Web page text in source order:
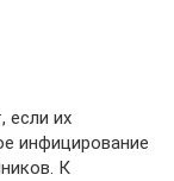
если их
инфицирование
К